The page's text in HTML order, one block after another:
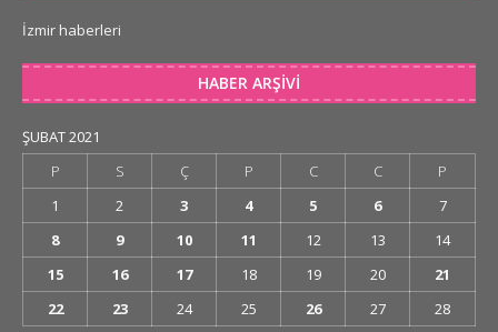
İzmir haberleri
HABER ARŞIVI
ŞUBAT 2021
P
S Ç P C C
P
1
2 3 4 5 6
7
8
9 10 11 12 13
14
15
16 17 18 19 20
21
22
23 24 25 26 27
28